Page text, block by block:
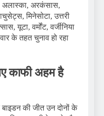
अलास्का, अरकंसास,
मिनेसोटा, उत्तरी
यूटा, वर्मोंट, वर्जीनिया
के तहत चुनाव हो रहा
काफी अहम है
की जीत उन दोनों के